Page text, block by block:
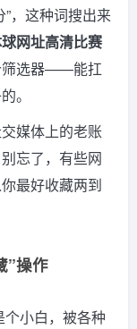
，这种词搜出来
网址高清比赛
筛选器——能扛
。
媒体上的老账
忘了，有些网
最好收藏两到
”操作
小白，被各种